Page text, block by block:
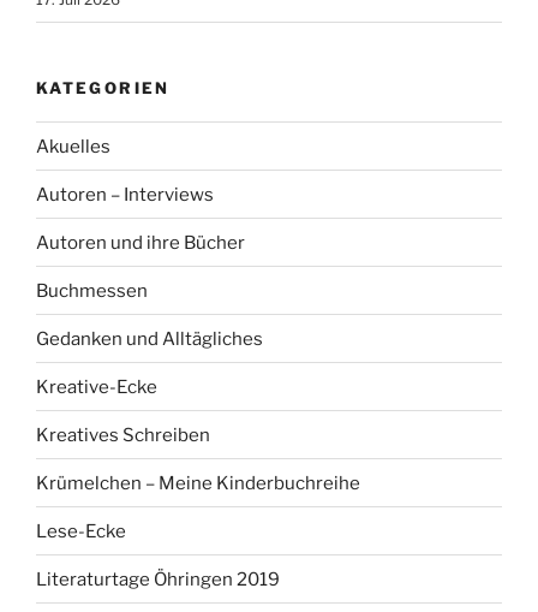
KATEGORIEN
Akuelles
Autoren – Interviews
Autoren und ihre Bücher
Buchmessen
Gedanken und Alltägliches
Kreative-Ecke
Kreatives Schreiben
Krümelchen – Meine Kinderbuchreihe
Lese-Ecke
Literaturtage Öhringen 2019